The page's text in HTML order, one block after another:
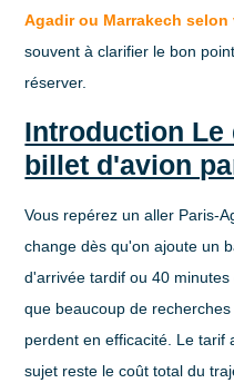
Agadir ou Marrakech
souvent à clarifier le bon
réserver.
Introduction Le
billet d'avion
Vous repérez un aller Paris-
change dès qu'on ajoute un
d'arrivée tardif ou 40
que beaucoup de
perdent en efficacité. Le
sujet reste le coût total du